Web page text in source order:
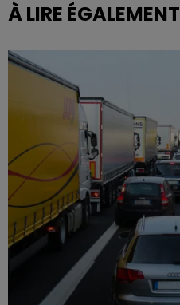
À LIRE ÉGALEMENT